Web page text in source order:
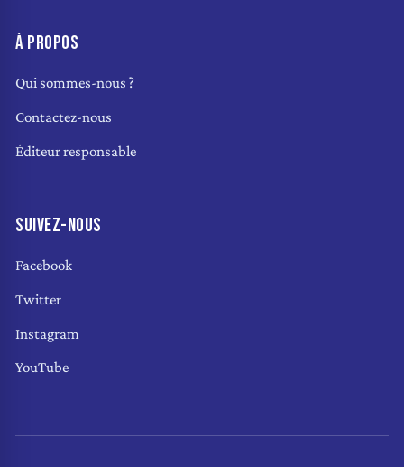
À PROPOS
Qui sommes-nous ?
Contactez-nous
Éditeur responsable
SUIVEZ-NOUS
Facebook
Twitter
Instagram
YouTube